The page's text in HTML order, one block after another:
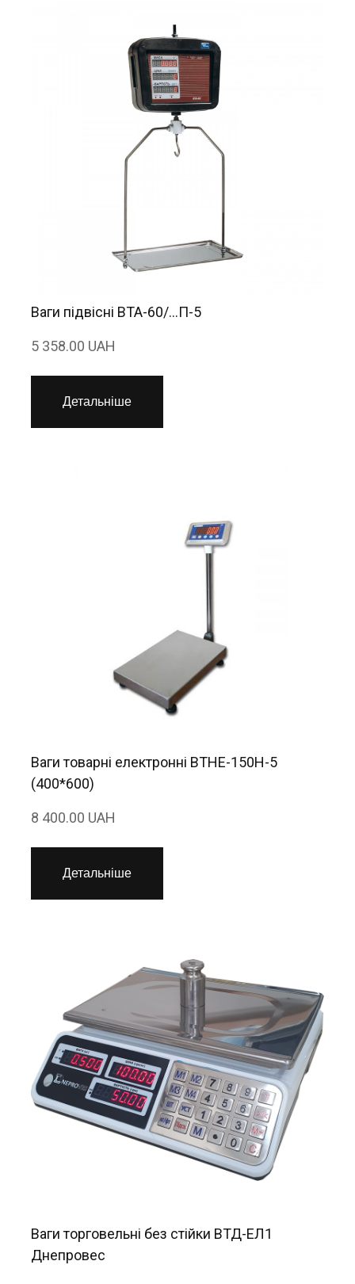
Ваги підвісні ВТА-60/...П-5
5 358.00 UAH
Детальніше
Ваги товарні електронні ВТНЕ-150Н-5
(400*600)
8 400.00 UAH
Детальніше
Ваги торговельні без стійки ВТД-ЕЛ1
Днепровес